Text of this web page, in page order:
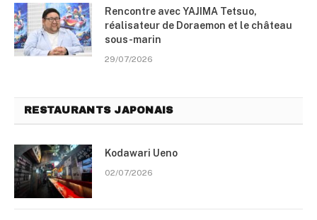
Rencontre avec YAJIMA Tetsuo,
réalisateur de Doraemon et le château
sous-marin
29/07/2026
RESTAURANTS JAPONAIS
Kodawari Ueno
02/07/2026